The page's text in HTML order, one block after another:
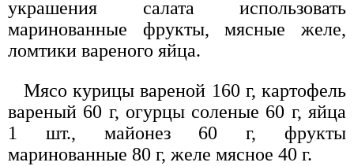
украшения салата использовать
маринованные фрукты, мясные желе,
ломтики вареного яйца.
Мясо курицы вареной 160 г, картофель
вареный 60 г, огурцы соленые 60 г, яйца
1 шт., майонез 60 г, фрукты
маринованные 80 г, желе мясное 40 г.